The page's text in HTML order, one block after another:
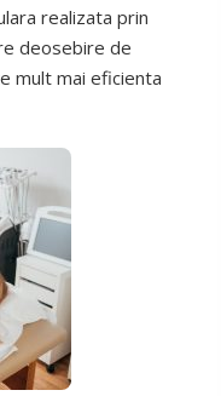
realizata prin
deosebire de
mult mai eficienta